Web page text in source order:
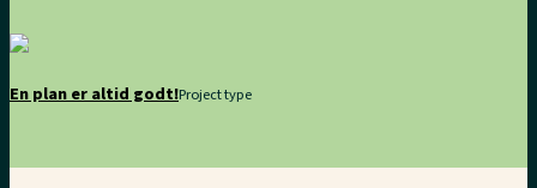
En plan er altid godt!Project type